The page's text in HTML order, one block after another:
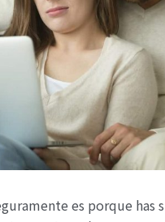
es porque has